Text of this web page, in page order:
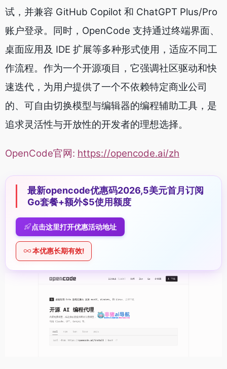
试，并兼容 GitHub Copilot 和 ChatGPT Plus/Pro
账户登录。同时，OpenCode 支持通过终端界面、
桌面应用及 IDE 扩展等多种形式使用，适应不同工
作流程。作为一个开源项目，它强调社区驱动和快
速迭代，为用户提供了一个不依赖特定商业公司
的、可自由切换模型与编辑器的编程辅助工具，是
追求灵活性与开放性的开发者的理想选择。
OpenCode官网: https://opencode.ai/zh
最新opencode优惠码2026,5美元首月订阅
Go套餐+额外$5使用额度
点击这里打开优惠活动地址
本优惠长期有效!